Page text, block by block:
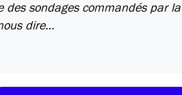
des sondages commandés par la
dire…